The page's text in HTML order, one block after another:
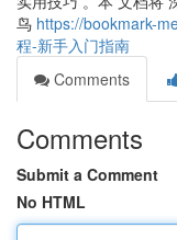
鸟 https://bookmark-
程-新手入门指南
Comments
Comments
Submit a Comment
No HTML